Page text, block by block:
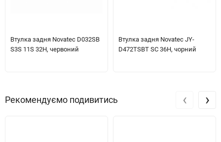
Втулка задня Novatec D032SB
S3S 11S 32H, червоний
Втулка задня Novatec JY-
D472TSBT SC 36H, чорний
Рекомендуємо подивитись ‹ ›